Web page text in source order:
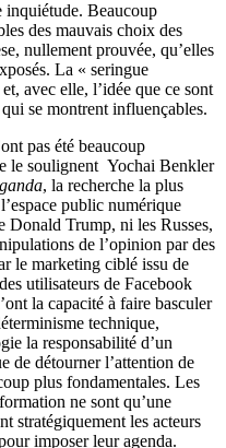
Beaucoup
des mauvais choix des
nullement prouvée, qu’elles
La « seringue
avec elle, l’idée que ce sont
se montrent influençables.
pas été beaucoup
le soulignent Yochai Benkler
, la recherche la plus
public numérique
Donald Trump, ni les Russes,
de l’opinion par des
le marketing ciblé issu de
utilisateurs de Facebook
la capacité à faire basculer
technique,
la responsabilité d’un
de détourner l’attention de
plus fondamentales. Les
ne sont qu’une
stratégiquement les acteurs
imposer leur agenda.